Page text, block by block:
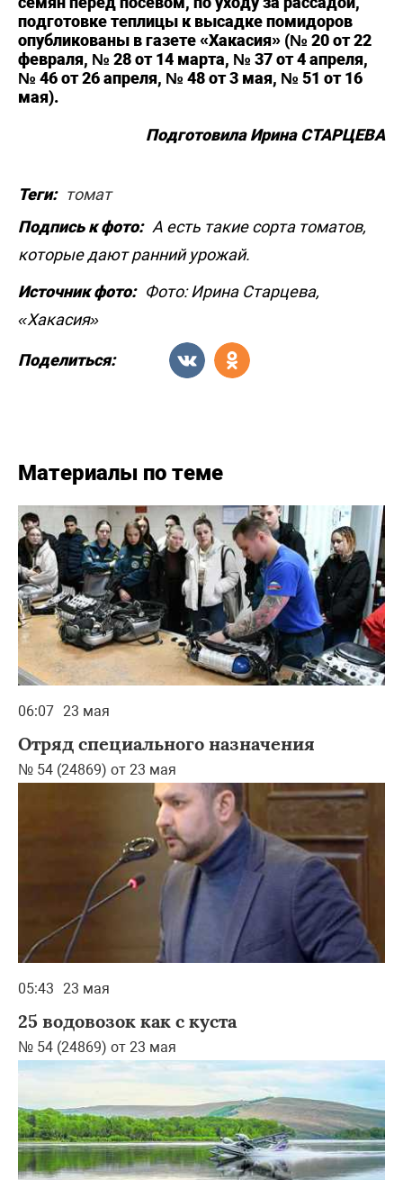
подготовке теплицы к высадке помидоров
опубликованы в газете «Хакасия» (№ 20 от 22
февраля, № 28 от 14 марта, № 37 от 4 апреля,
№ 46 от 26 апреля, № 48 от 3 мая, № 51 от 16
мая).
Подготовила Ирина СТАРЦЕВА
Теги: томат
Подпись к фото: А есть такие сорта томатов,
которые дают ранний урожай.
Источник фото: Фото: Ирина Старцева,
«Хакасия»
Поделиться:
Материалы по теме
06:07 23 мая
Отряд специального назначения
№ 54 (24869) от 23 мая
05:43 23 мая
25 водовозок как с куста
№ 54 (24869) от 23 мая